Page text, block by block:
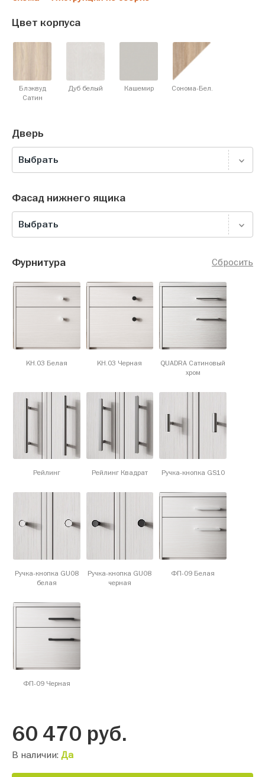
Цвет корпуса
Блэквуд
Cатин
Дуб белый Кашемир Сонома-Бел.
Дверь
Выбрать
Фасад нижнего ящика
Выбрать
Сбросить
Фурнитура
KH.03 Белая KH.03 Черная
QUADRA Сатиновый
хром
Рейлинг Рейлинг Квадрат Ручка-кнопка GS10
Ручка-кнопка GU08
белая
Ручка-кнопка GU08
черная
ФП-09 Белая
ФП-09 Черная
60 470 руб.
В наличии: Да